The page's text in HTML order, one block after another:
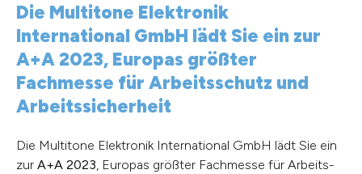
Die Multitone Elektronik
International GmbH lädt Sie ein zur
A+A 2023, Europas größter
Fachmesse für Arbeitsschutz und
Arbeitssicherheit
Die Multitone Elektronik International GmbH lädt Sie ein
zur A+A 2023, Europas größter Fachmesse für Arbeits-